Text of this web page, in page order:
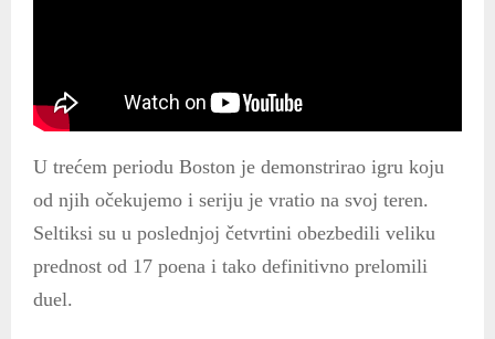
U trećem periodu Boston je demonstrirao igru koju
od njih očekujemo i seriju je vratio na svoj teren.
Seltiksi su u poslednjoj četvrtini obezbedili veliku
prednost od 17 poena i tako definitivno prelomili
duel.